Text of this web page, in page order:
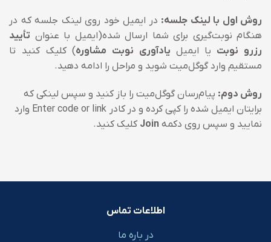
روش اول با لینک جلسه: در ایمیل خود روی لینک جلسه که در
هنگام نوبت‌گیری برای شما ارسال شده(ایمیل با عنوان تأیید
رزرو نوبت یا ایمیل یادآوری نوبت مشاوره) کلیک کنید تا
مستقیم وارد گوگل‌میت شوید و مراحل را ادامه دهید.
روش دوم: پیام‌رسان گوگل‌میت را باز کنید و سپس لینکی که
برایتان ایمیل شده را کپی کرده و در کادر Enter code or link وارد
نمایید و سپس روی دکمه Join کلیک کنید.
اطلاعات تماس
در باره ما